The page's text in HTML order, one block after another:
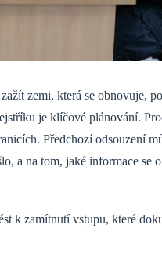
zemi, která se obnovuje,
je klíčové plánování.
Předchozí odsouzení
a na tom, jaké informace se
k zamítnutí vstupu, které